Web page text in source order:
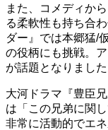
また、コメディか
る柔軟性も持ち合
ダー』では本郷猛/
の役柄にも挑戦。
が話題となりました
大河ドラマ『豊臣
は「この兄弟に関
非常に活動的でエ